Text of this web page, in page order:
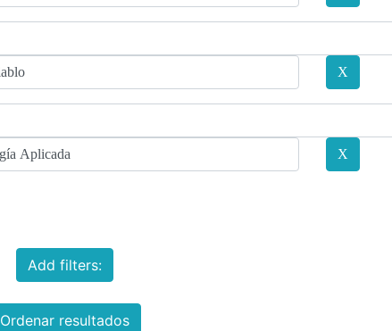
Add filters:
Ordenar resultados